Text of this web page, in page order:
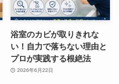
浴室のカビが取りきれな
い！自力で落ちない理由と
プロが実践する根絶法
2026年6月22日